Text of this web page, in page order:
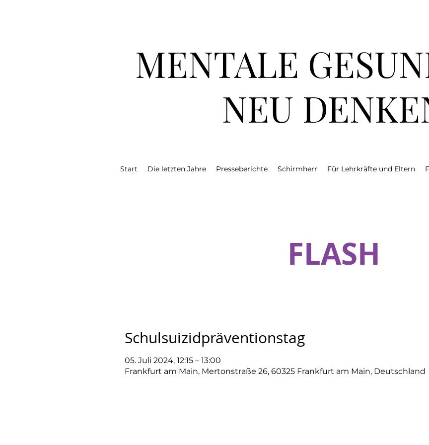
Start Die letzten Jahre Presseberichte Schirmherr Für Lehrkräfte und Eltern
MENTALE
NEU
FLASH
Schulsuizidpräventionstag
05. Juli 2024, 12:15 – 13:00
Frankfurt am Main, Mertonstraße 26, 60325 Frankfurt am Main, Deutschland